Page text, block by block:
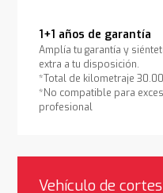
1+1 años de garantía
Amplía tu garantía y
extra a tu disposición.
*Total de kilometraje
*No compatible para
profesional
Vehículo de